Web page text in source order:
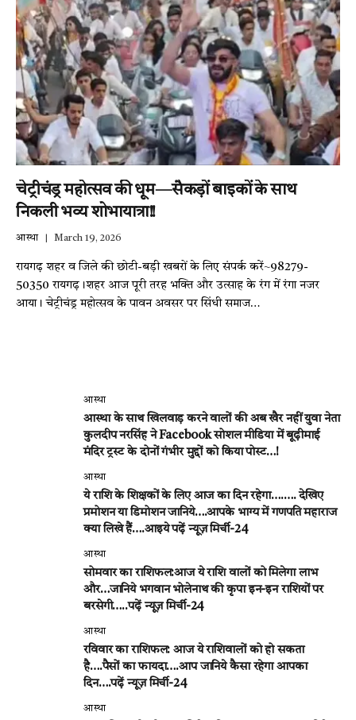
चेट्रीचंड्र महोत्सव की धूम—सैकड़ों बाइकों के साथ
निकली भव्य शोभायात्रा!!
आस्था March 19, 2026
रायगढ़ शहर व जिले की छोटी-बड़ी खबरों के लिए संपर्क करें~98279-
50350 रायगढ़।शहर आज पूरी तरह भक्ति और उत्साह के रंग में रंगा नजर
आया। चेट्रीचंड्र महोत्सव के पावन अवसर पर सिंधी समाज…
आस्था
आस्था के साथ खिलवाड़ करने वालों की अब खैर नहीं युवा नेता
कुलदीप नरसिंह ने Facebook सोशल मीडिया में बूढ़ीमाई
मंदिर ट्रस्ट के दोनों गंभीर मुद्दों को किया पोस्ट…!
आस्था
ये राशि के शिक्षकों के लिए आज का दिन रहेगा….…. देखिए
प्रमोशन या डिमोशन जानिये….आपके भाग्य में गणपति महाराज
क्या लिखे हैं….आइये पढ़ें न्यूज़ मिर्ची-24
आस्था
सोमवार का राशिफल:आज ये राशि वालों को मिलेगा लाभ
और…जानिये भगवान भोलेनाथ की कृपा इन-इन राशियों पर
बरसेगी…..पढ़ें न्यूज़ मिर्ची-24
आस्था
रविवार का राशिफल: आज ये राशिवालों को हो सकता
है….पैसों का फायदा….आप जानिये कैसा रहेगा आपका
दिन….पढ़ें न्यूज़ मिर्ची-24
आस्था